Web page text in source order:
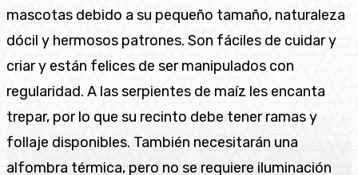
mascotas debido a su pequeño tamaño, naturaleza
dócil y hermosos patrones. Son fáciles de cuidar y
criar y están felices de ser manipulados con
regularidad. A las serpientes de maíz les encanta
trepar, por lo que su recinto debe tener ramas y
follaje disponibles. También necesitarán una
alfombra térmica, pero no se requiere iluminación